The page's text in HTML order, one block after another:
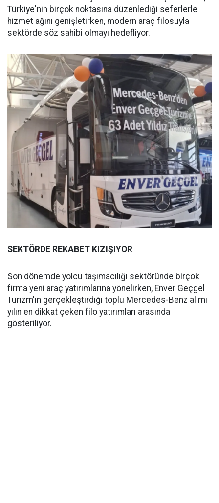
Türkiye'nin birçok noktasına düzenlediği seferlerle
hizmet ağını genişletirken, modern araç filosuyla
sektörde söz sahibi olmayı hedefliyor.
SEKTÖRDE REKABET KIZIŞIYOR
Son dönemde yolcu taşımacılığı sektöründe birçok
firma yeni araç yatırımlarına yönelirken, Enver Geçgel
Turizm'in gerçekleştirdiği toplu Mercedes-Benz alımı
yılın en dikkat çeken filo yatırımları arasında
gösteriliyor.